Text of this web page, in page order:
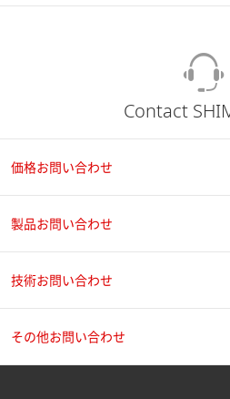
Contact
価格お問い合わせ
製品お問い合わせ
技術お問い合わせ
その他お問い合わせ